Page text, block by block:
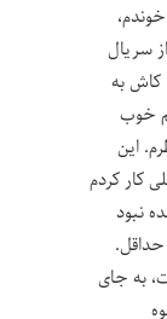
سریال
کاش به
خوب
این
کار کردم
نبود
به جای